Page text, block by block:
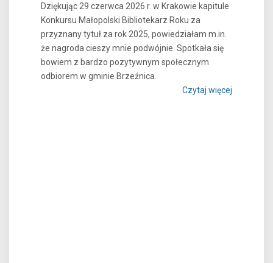
Dziękując 29 czerwca 2026 r. w Krakowie kapitule
Konkursu Małopolski Bibliotekarz Roku za
przyznany tytuł za rok 2025, powiedziałam m.in.
że nagroda cieszy mnie podwójnie. Spotkała się
bowiem z bardzo pozytywnym społecznym
odbiorem w gminie Brzeźnica.
Czytaj więcej